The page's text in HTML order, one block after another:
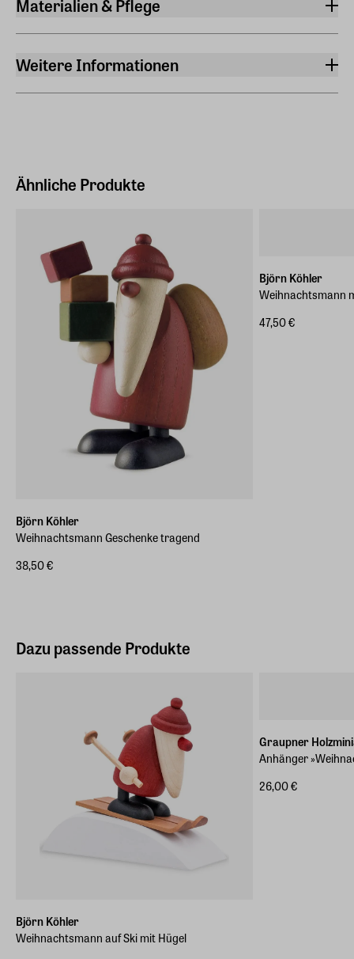
Materialien & Pflege
Weitere Informationen
EAN
Ähnliche Produkte
Björn Köhler
Weihnachtsmann Geschenke tragend
38,50 €
Björn Köhler
Weihnachtsmann
47,50 €
Dazu passende Produkte
Björn Köhler
Weihnachtsmann auf Ski mit Hügel
Graupner
Anhänger
26,00 €